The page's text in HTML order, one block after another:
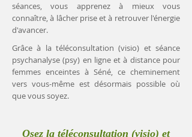
séances, vous apprenez à mieux vous
connaître, à lâcher prise et à retrouver l'énergie
d'avancer.
Grâce à la téléconsultation (visio) et séance
psychanalyse (psy) en ligne et à distance pour
femmes enceintes à Séné, ce cheminement
vers vous-même est désormais possible où
que vous soyez.
Osez la téléconsultation (visio) et